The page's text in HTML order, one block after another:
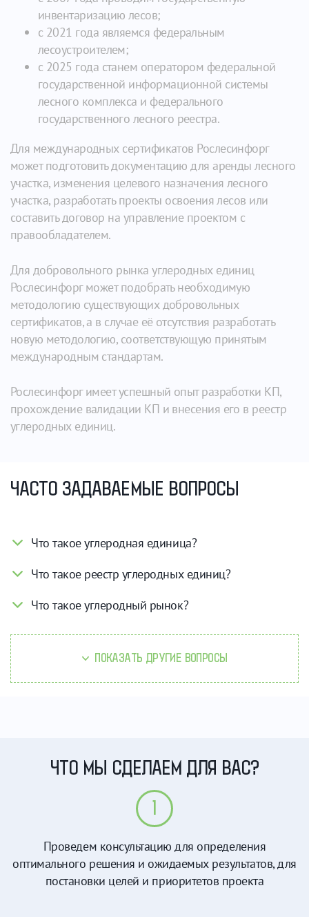
инвентаризацию лесов;
с 2021 года являемся федеральным
лесоустроителем;
с 2025 года станем оператором федеральной
государственной информационной системы
лесного комплекса и федерального
государственного лесного реестра.
Для международных сертификатов Рослесинфорг
может подготовить документацию для аренды лесного
участка, изменения целевого назначения лесного
участка, разработать проекты освоения лесов или
составить договор на управление проектом с
правообладателем.
Для добровольного рынка углеродных единиц
Рослесинфорг может подобрать необходимую
методологию существующих добровольных
сертификатов, а в случае её отсутствия разработать
новую методологию, соответствующую принятым
международным стандартам.
Рослесинфорг имеет успешный опыт разработки КП,
прохождение валидации КП и внесения его в реестр
углеродных единиц.
ЧАСТО ЗАДАВАЕМЫЕ ВОПРОСЫ
Что такое углеродная единица?
Что такое реестр углеродных единиц?
Что такое углеродный рынок?
ПОКАЗАТЬ ДРУГИЕ ВОПРОСЫ
ЧТО МЫ СДЕЛАЕМ ДЛЯ ВАС?
1
Проведем консультацию для определения
оптимального решения и ожидаемых результатов, для
постановки целей и приоритетов проекта